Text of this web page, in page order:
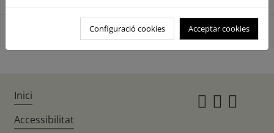
Mapa LULUCF. Año 2021
Configuració cookies Acceptar cookies
Inici
Accessibilitat